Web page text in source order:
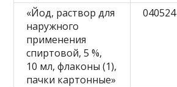
«Йод, раствор для
наружного
применения
спиртовой, 5 %,
10 мл, флаконы (1),
пачки картонные»
040524